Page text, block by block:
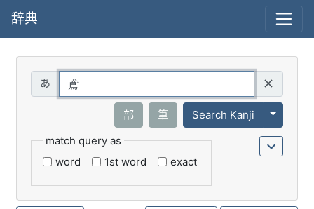
辞典
部 筆 Search Kanji
Toggle
match query as
word
1st word exact